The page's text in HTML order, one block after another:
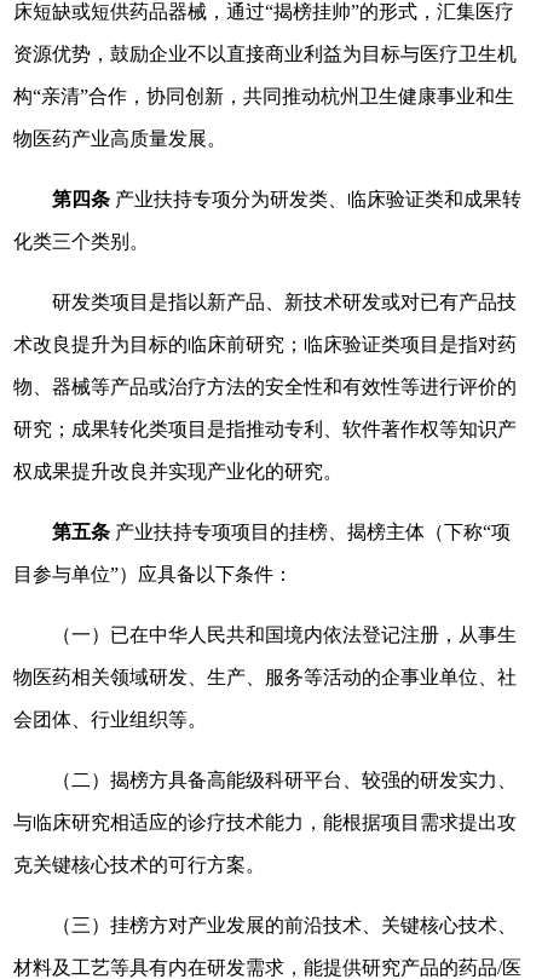
床短缺或短供药品器械，通过“揭榜挂帅”的形式，汇集医疗
资源优势，鼓励企业不以直接商业利益为目标与医疗卫生机
构“亲清”合作，协同创新，共同推动杭州卫生健康事业和生
物医药产业高质量发展。
第四条 产业扶持专项分为研发类、临床验证类和成果转
化类三个类别。
研发类项目是指以新产品、新技术研发或对已有产品技
术改良提升为目标的临床前研究；临床验证类项目是指对药
物、器械等产品或治疗方法的安全性和有效性等进行评价的
研究；成果转化类项目是指推动专利、软件著作权等知识产
权成果提升改良并实现产业化的研究。
第五条 产业扶持专项项目的挂榜、揭榜主体（下称“项
目参与单位”）应具备以下条件：
（一）已在中华人民共和国境内依法登记注册，从事生
物医药相关领域研发、生产、服务等活动的企事业单位、社
会团体、行业组织等。
（二）揭榜方具备高能级科研平台、较强的研发实力、
与临床研究相适应的诊疗技术能力，能根据项目需求提出攻
克关键核心技术的可行方案。
（三）挂榜方对产业发展的前沿技术、关键核心技术、
材料及工艺等具有内在研发需求，能提供研究产品的药品/医